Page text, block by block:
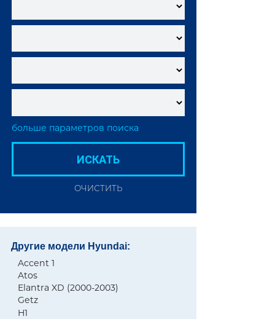
больше параметров поиска
ИСКАТЬ
ОЧИСТИТЬ
Другие модели Hyundai:
Accent 1
Atos
Elantra XD (2000-2003)
Getz
H1